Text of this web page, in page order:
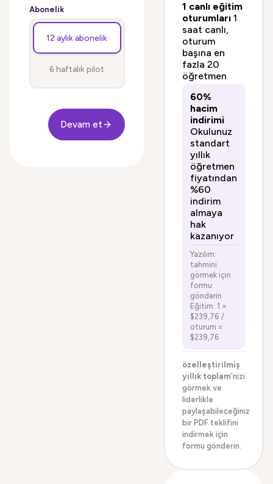
Abonelik
12 aylık abonelik
6 haftalık pilot
Devam et
1 canlı eğitim
oturumları 1
saat canlı,
oturum
başına en
fazla 20
öğretmen
60%
hacim
indirimi
Okulunuz
standart
yıllık
öğretmen
fiyatından
%60
indirim
almaya
hak
kazanıyor
Yazılım:
tahmini
görmek için
formu
gönderin
Eğitim: 1 ×
$239,76 /
oturum =
$239,76
özelleştirilmiş
yıllık toplam'nizi
görmek ve
liderlikle
paylaşabileceğiniz
bir PDF teklifini
indirmek için
formu gönderin.